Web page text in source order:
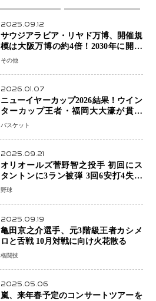
2025.09.12
サウジアラビア・リヤド万博、開催規
模は大阪万博の約4倍！2030年に開幕
予定
その他
2026.01.07
ニューイヤーカップ2026結果！ウイン
ターカップ王者・福岡大大濠が貫禄
V！ 東山は“背番号継承”で新たな物語
バスケット
2025.09.21
オリオールズ菅野智之投手 初回にス
タントンに3ラン被弾 3回6安打4失点
で降板
野球
2025.09.19
亀田京之介選手、元3階級王者カシメ
格闘技
2025.05.06
嵐、来年春予定のコンサートツアーを